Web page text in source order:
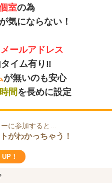
室の為
が気にならない！
メールアドレス
イム有り‼
が無いのも安心
間を長めに設定
に参加すると…
がわかっちゃう！
！